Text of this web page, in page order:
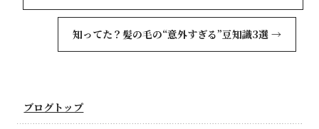
知ってた？髪の毛の“意外すぎる”豆知識3選 →
ブログトップ